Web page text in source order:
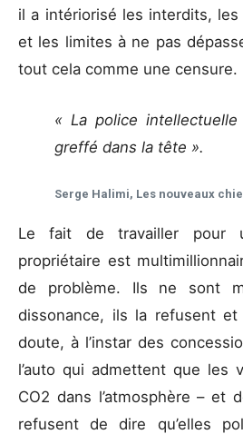
il a intériorisé les interdits, les
et les limites à ne pas
tout cela comme une censure.
« La police
greffé dans la tête ».
Serge Halimi, Les nouveaux
Le fait de travailler pour
propriétaire est
de problème. Ils ne sont
dissonance, ils la refusent
doute, à l’instar des
l’auto qui admettent que les
CO2 dans l’atmosphère – et
refusent de dire qu’elles